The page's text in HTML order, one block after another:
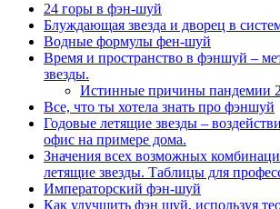
24 горы в фэн-шуй
Блуждающая звезда и дворец в
Водные формулы фен-шуй
Время и пространство в фэншуй –
звезды.
Истинные причины пандемии
Все, что ты хотела знать про фэншуй
Годовые летящие звезды –
офис на примере дома.
Значения всех возможных
летящие звезды. Таблицы для
Императорский фэн-шуй
Как улучшить фэн шуй, используя